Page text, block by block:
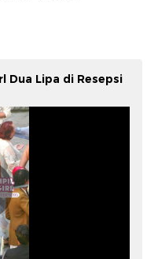
Dua Lipa di Resepsi